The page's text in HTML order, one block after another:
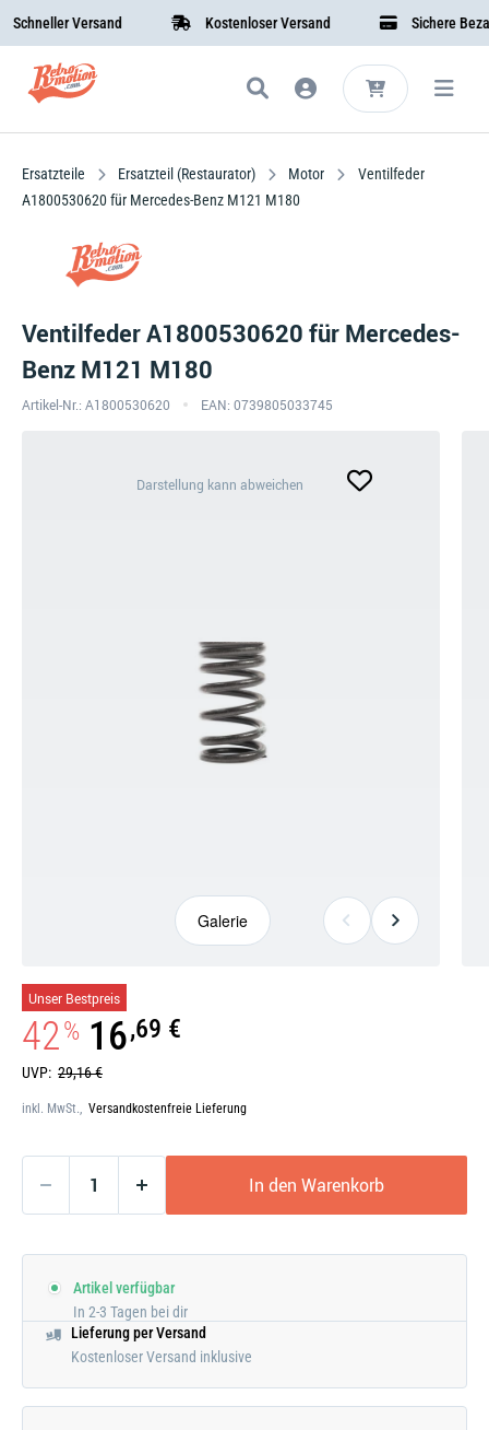
Versand Kostenloser Versand Sichere
Ersatzteile Ersatzteil (Restaurator) Motor
Ventilfeder
A1800530620 für Mercedes-Benz M121 M180
Ventilfeder A1800530620 für Mercedes-
Benz M121 M180
Artikel-Nr.: A1800530620 EAN: 0739805033745
Galerie
öffnen
Darstellung kann abweichen
Galerie
UVP: 29,16 €
42% 16,69 €
Unser Bestpreis
inkl. MwSt., Versandkostenfreie Lieferung
In den Warenkorb
Artikel verfügbar
In 2-3 Tagen bei dir
Lieferung per Versand
Kostenloser Versand inklusive